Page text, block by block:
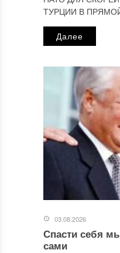
ТУРЦИИ В
Далее
03.08.2026
Спасти себя
сами